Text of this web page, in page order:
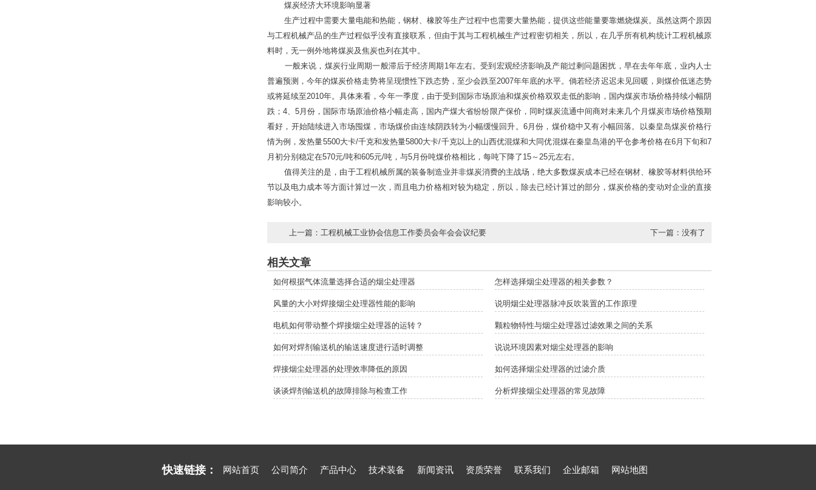
煤炭经济大环境影响显著
生产过程中需要大量电能和热能，钢材、橡胶等生产过程中也需要大量热能，提供这些能量要靠燃烧煤炭。虽然这两个原因
与工程机械产品的生产过程似乎没有直接联系，但由于其与工程机械生产过程密切相关，所以，在几乎所有机构统计工程机械原
料时，无一例外地将煤炭及焦炭也列在其中。
一般来说，煤炭行业周期一般滞后于经济周期1年左右。受到宏观经济影响及产能过剩问题困扰，早在去年年底，业内人士
普遍预测，今年的煤炭价格走势将呈现惯性下跌态势，至少会跌至2007年年底的水平。倘若经济迟迟未见回暖，则煤价低迷态势
或将延续至2010年。具体来看，今年一季度，由于受到国际市场原油和煤炭价格双双走低的影响，国内煤炭市场价格持续小幅阴
跌；4、5月份，国际市场原油价格小幅走高，国内产煤大省纷纷限产保价，同时煤炭流通中间商对未来几个月煤炭市场价格预期
看好，开始陆续进入市场囤煤，市场煤价由连续阴跌转为小幅缓慢回升。6月份，煤价稳中又有小幅回落。以秦皇岛煤炭价格行
情为例，发热量5500大卡/千克和发热量5800大卡/千克以上的山西优混煤和大同优混煤在秦皇岛港的平仓参考价格在6月下旬和7
月初分别稳定在570元/吨和605元/吨，与5月份吨煤价格相比，每吨下降了15～25元左右。
值得关注的是，由于工程机械所属的装备制造业并非煤炭消费的主战场，绝大多数煤炭成本已经在钢材、橡胶等材料供给环
节以及电力成本等方面计算过一次，而且电力价格相对较为稳定，所以，除去已经计算过的部分，煤炭价格的变动对企业的直接
影响较小。
上一篇： 工程机械工业协会信息工作委员会年会会议纪要 下一篇：没有了
相关文章
如何根据气体流量选择合适的烟尘处理器 怎样选择烟尘处理器的相关参数？
风量的大小对焊接烟尘处理器性能的影响 说明烟尘处理器脉冲反吹装置的工作原理
电机如何带动整个焊接烟尘处理器的运转？ 颗粒物特性与烟尘处理器过滤效果之间的关系
如何对焊剂输送机的输送速度进行适时调整 说说环境因素对烟尘处理器的影响
焊接烟尘处理器的处理效率降低的原因 如何选择烟尘处理器的过滤介质
谈谈焊剂输送机的故障排除与检查工作 分析焊接烟尘处理器的常见故障
快速链接： 网站首页 公司简介 产品中心 技术装备 新闻资讯 资质荣誉 联系我们 企业邮箱 网站地图